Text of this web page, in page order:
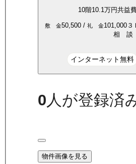
10階10.1万円共益
敷 金50,500/ 礼 金101,000３
相 談
インターネット無料
0 人が登録済
物件画像を見る